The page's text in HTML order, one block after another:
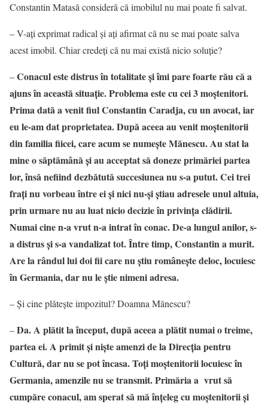
Constantin Matasă consideră că imobilul nu mai poate fi salvat.
– V-ați exprimat radical și ați afirmat că nu se mai poate salva
acest imobil. Chiar credeți că nu mai există nicio soluție?
–Conacul este distrus în totalitate și îmi pare foarte rău că a
ajuns în această situație. Problema este cu cei 3 moștenitori.
Prima dată a venit fiul Constantin Caradja, cu un avocat, iar
eu le-am dat proprietatea. După aceea au venit moștenitorii
din familia fiicei, care acum se numește Mănescu. Au stat la
mine o săptămână și au acceptat să doneze primăriei partea
lor, însă nefiind dezbătută succesiunea nu s-a putut. Cei trei
frați nu vorbeau între ei și nici nu-și știau adresele unul altuia,
prin urmare nu au luat nicio decizie în privința clădirii.
Numai cine n-a vrut n-a intrat în conac. De-a lungul anilor, s-
a distrus și s-a vandalizat tot. Între timp, Constantin a murit.
Are la rândul lui doi fii care nu știu românește deloc, locuiesc
în Germania, dar nu le știe nimeni adresa.
– Și cine plătește impozitul? Doamna Mănescu?
–Da. A plătit la început, după aceea a plătit numai o treime,
partea ei. A primit și niște amenzi de la Direcția pentru
Cultură, dar nu se pot încasa. Toți moștenitorii locuiesc în
Germania, amenzile nu se transmit. Primăria a vrut să
cumpăre conacul, am sperat să mă înțeleg cu moștenitorii și